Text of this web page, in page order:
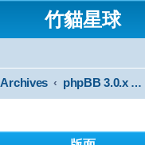
竹貓星球
Archives phpBB 3.0.x Forum Archive